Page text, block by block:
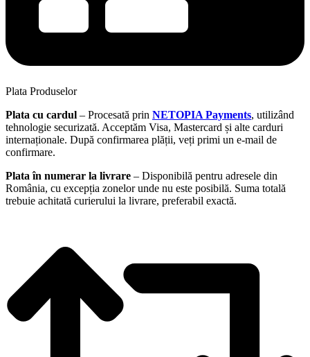
Plata Produselor
Plata cu cardul – Procesată prin NETOPIA Payments, utilizând
tehnologie securizată. Acceptăm Visa, Mastercard și alte carduri
internaționale. După confirmarea plății, veți primi un e-mail de
confirmare.
Plata în numerar la livrare – Disponibilă pentru adresele din
România, cu excepția zonelor unde nu este posibilă. Suma totală
trebuie achitată curierului la livrare, preferabil exactă.